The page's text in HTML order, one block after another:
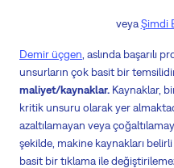
veyaŞimdi
Demir üçgen , aslında başarılı
unsurların çok basit bir
maliyet/kaynaklar. Kaynaklar,
kritik unsuru olarak yer
azaltılamayan veya
şekilde, makine kaynakları
basit bir tıklama ile